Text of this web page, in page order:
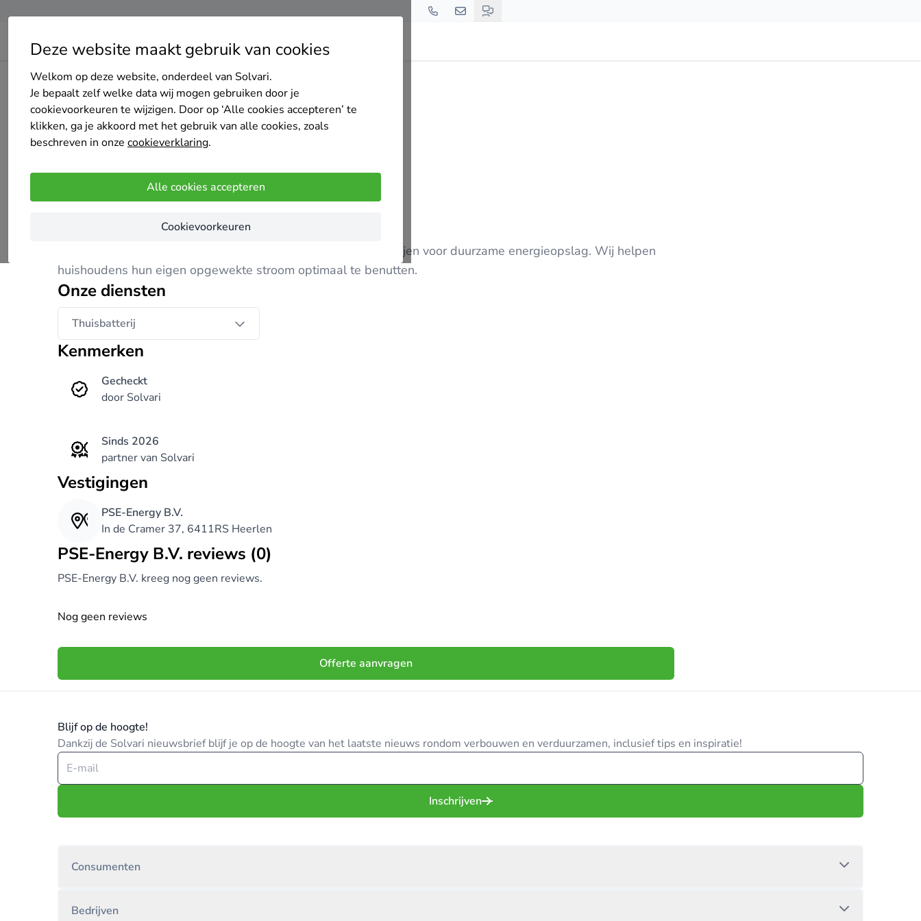
Deze website maakt gebruik van cookies
Welkom op deze website, onderdeel van Solvari.
Je bepaalt zelf welke data wij mogen gebruiken door je
cookievoorkeuren te wijzigen. Door op ‘Alle cookies accepteren’ te
klikken, ga je akkoord met het gebruik van alle cookies, zoals
beschreven in onze cookieverklaring.
Alle cookies accepteren
Cookievoorkeuren
Home Bedrijven overzicht PSE-Energy B.V.
PSE-Energy B.V.
Nog geen reviews
Vanuit Heerlen levert PSE-Energy B.V. innovatieve thuisbatterijen voor duurzame energieopslag. Wij helpen
huishoudens hun eigen opgewekte stroom optimaal te benutten.
Onze diensten
Thuisbatterij
Kenmerken
Gecheckt
door Solvari
Sinds 2026
partner van Solvari
Vestigingen
PSE-Energy B.V.
In de Cramer 37, 6411RS Heerlen
PSE-Energy B.V. reviews (0)
PSE-Energy B.V. kreeg nog geen reviews.
Nog geen reviews
Offerte aanvragen
Blijf op de hoogte!
Dankzij de Solvari nieuwsbrief blijf je op de hoogte van het laatste nieuws rondom verbouwen en verduurzamen, inclusief tips en inspiratie!
Inschrijven
Consumenten
Bedrijven